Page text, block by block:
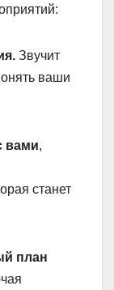
Звучит
ваши
вами,
станет
план